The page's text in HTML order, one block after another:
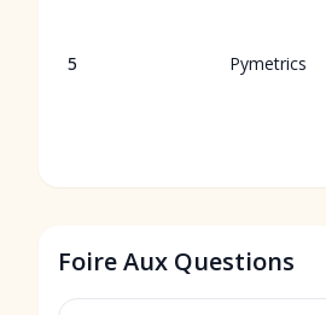
5 Pymetrics
Foire Aux Questions